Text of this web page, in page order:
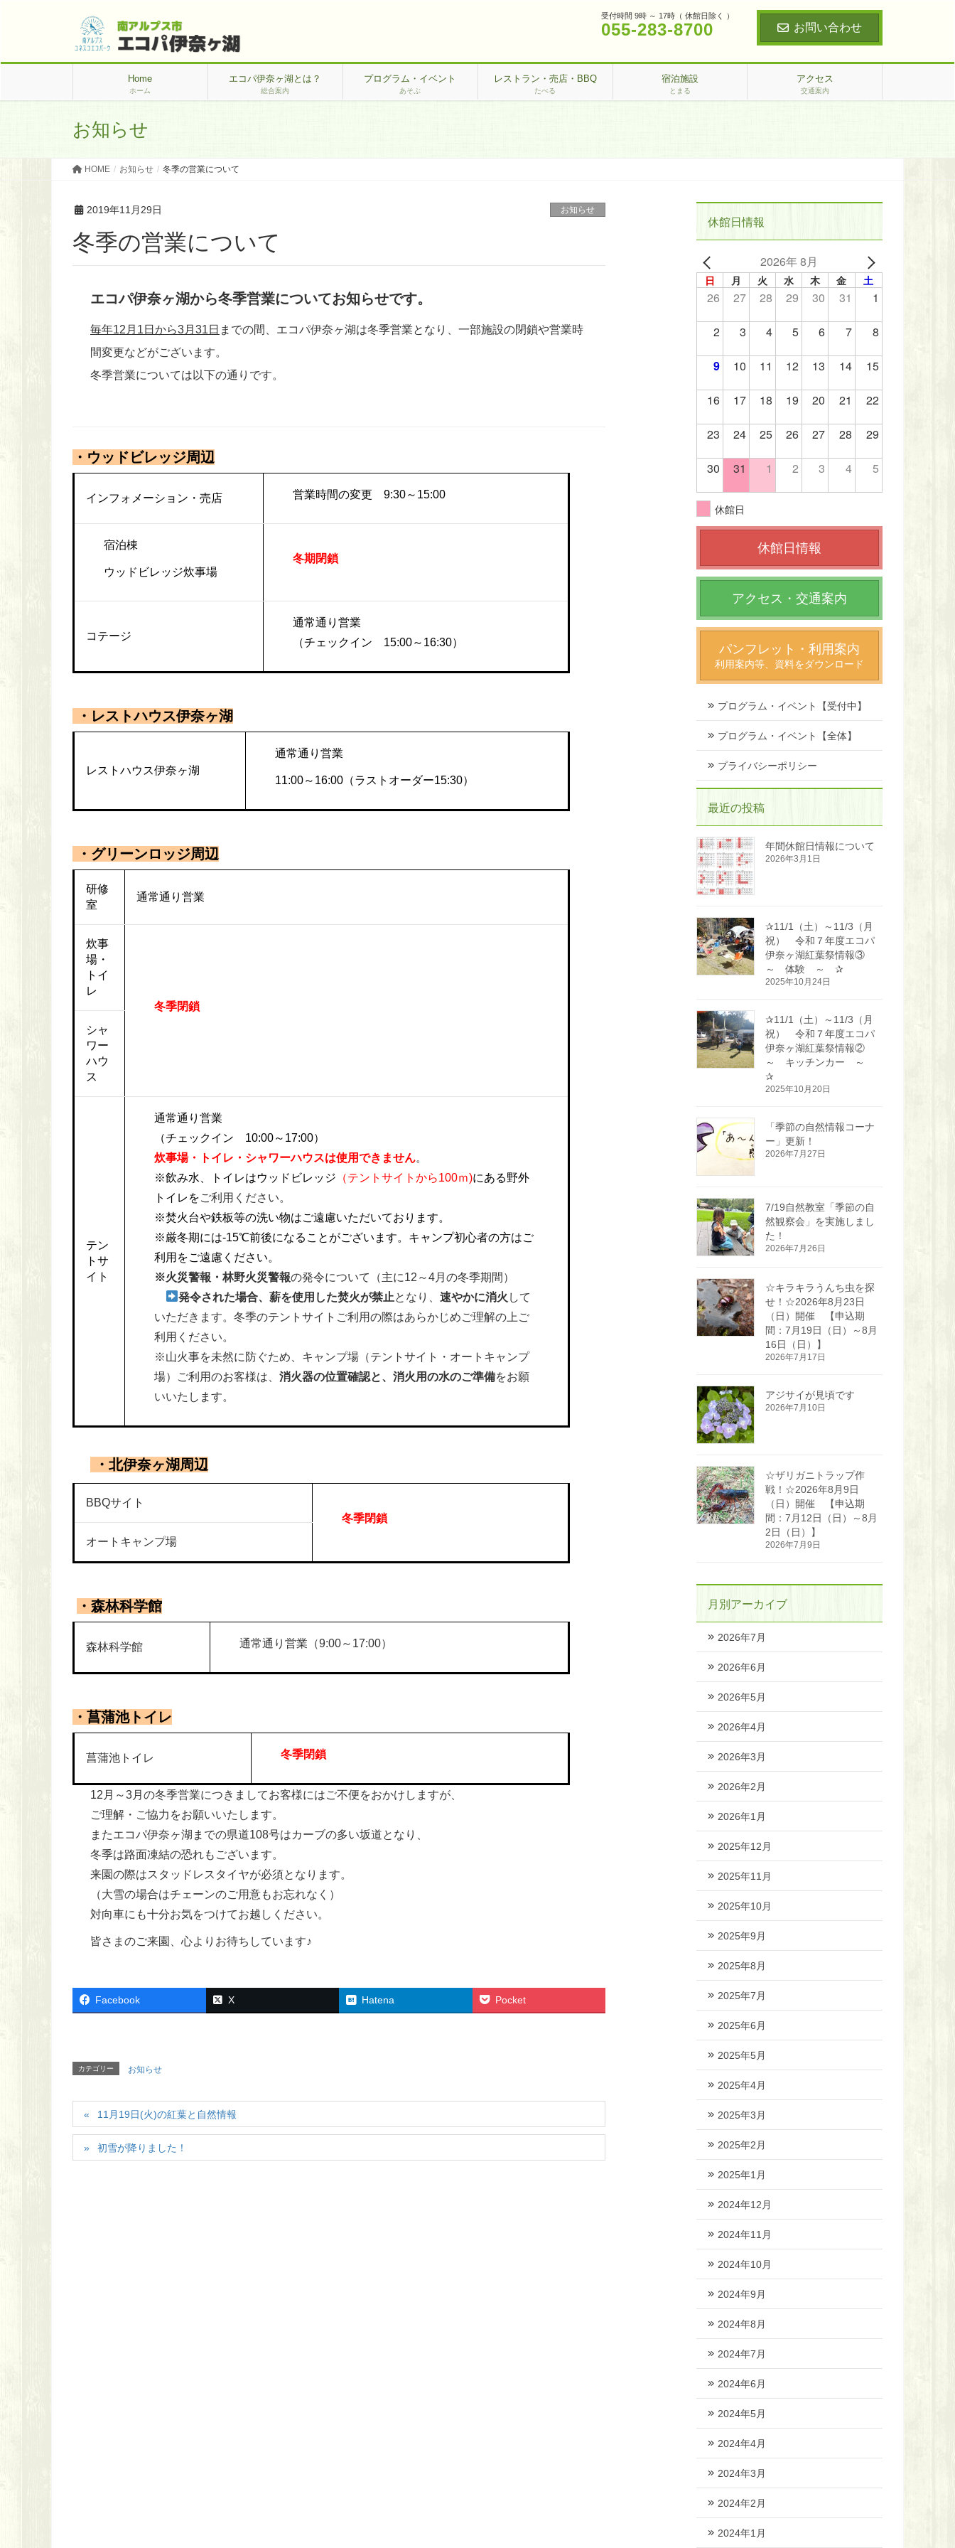
受付時間 9時 ～ 17時（ 休館日除く ）
055‐283‐8700 お問い合わせ
Home
ホーム
エコパ伊奈ヶ湖とは？
総合案内
プログラム・イベント
あそぶ
レストラン・売店・BBQ
たべる
宿泊施設
とまる
アクセス
交通案内
お知らせ
HOME お知らせ 冬季の営業について
2019年11月29日 お知らせ
冬季の営業について
エコパ伊奈ヶ湖から冬季営業についてお知らせです。
毎年12月1日から3月31日 までの間、エコパ伊奈ヶ湖は冬季営業となり、一部施設の閉鎖や営業時
間変更などがございます。
冬季営業については以下の通りです。
・ウッドビレッジ周辺
インフォメーション・売店 営業時間の変更 9:30～15:00
宿泊棟
ウッドビレッジ炊事場
冬期閉鎖
コテージ
通常通り営業
（チェックイン 15:00～16:30）
・レストハウス伊奈ヶ湖
レストハウス伊奈ヶ湖
通常通り営業
11:00～16:00（ラストオーダー15:30）
・グリーンロッジ周辺
研修
室
通常通り営業
炊事
場・
トイ
レ
冬季閉鎖
シャ
ワー
ハウ
ス
テン
トサ
イト
通常通り営業
（チェックイン 10:00～17:00）
炊事場・トイレ・シャワーハウスは使用できません。
※飲み水、トイレはウッドビレッジ （テントサイトから100ｍ)にある野外
トイレをご利用ください。
※焚火台や鉄板等の洗い物はご遠慮いただいております。
※厳冬期には-15℃前後になることがございます。キャンプ初心者の方はご
利用をご遠慮ください。
※火災警報・林野火災警報の発令について（主に12～4月の冬季期間）
発令された場合、薪を使用した焚火が禁止となり、速やかに消火 して
いただき ます。冬季のテントサイトご利用の際はあらかじめご理解の上ご
利用ください。
※山火事を未然に防ぐため、キャンプ場（テントサイト・オートキャンプ
場）ご利用のお客様は、 消火器の位置確認と、消火用の水のご準備をお願
いいたします。
・北伊奈ヶ湖周辺
BBQサイト
冬季閉鎖
オートキャンプ場
・森林科学館
森林科学館 通常通り営業（9:00～17:00）
・菖蒲池トイレ
菖蒲池トイレ 冬季閉鎖
12月～3月の冬季営業につきましてお客様にはご不便をおかけしますが、
ご理解・ご協力をお願いいたします。
またエコパ伊奈ヶ湖までの県道108号はカーブの多い坂道となり、
冬季は路面凍結の恐れもございます。
来園の際はスタッドレスタイヤが必須となります。
（大雪の場合はチェーンのご用意もお忘れなく）
対向車にも十分お気をつけてお越しください。
皆さまのご来園、心よりお待ちしています♪
Facebook X Hatena Pocket
カテゴリー お知らせ
11月19日(火)の紅葉と自然情報
初雪が降りました！
休館日情報
2026年 8月
日 月 火 水 木 金 土
26 27 28 29 30 31 1
2 3 4 5 6 7 8
9 10 11 12 13 14 15
16 17 18 19 20 21 22
23 24 25 26 27 28 29
30 31 1 2 3 4 5
休館日
休館日情報
アクセス・交通案内
パンフレット・利用案内
利用案内等、資料をダウンロード
プログラム・イベント【受付中】
プログラム・イベント【全体】
プライバシーポリシー
最近の投稿
年間休館日情報について
2026年3月1日
✰11/1（土）～11/3（月
祝） 令和７年度エコパ
伊奈ヶ湖紅葉祭情報③
～ 体験 ～ ✰
2025年10月24日
✰11/1（土）～11/3（月
祝） 令和７年度エコパ
伊奈ヶ湖紅葉祭情報②
～ キッチンカー ～
✰
2025年10月20日
「季節の自然情報コーナ
ー」更新！
2026年7月27日
7/19自然教室「季節の自
然観察会」を実施しまし
た！
2026年7月26日
☆キラキラうんち虫を探
せ！☆2026年8月23日
（日）開催 【申込期
間：7月19日（日）～8月
16日（日）】
2026年7月17日
アジサイが見頃です
2026年7月10日
☆ザリガニトラップ作
戦！☆2026年8月9日
（日）開催 【申込期
間：7月12日（日）～8月
2日（日）】
2026年7月9日
月別アーカイブ
2026年7月
2026年6月
2026年5月
2026年4月
2026年3月
2026年2月
2026年1月
2025年12月
2025年11月
2025年10月
2025年9月
2025年8月
2025年7月
2025年6月
2025年5月
2025年4月
2025年3月
2025年2月
2025年1月
2024年12月
2024年11月
2024年10月
2024年9月
2024年8月
2024年7月
2024年6月
2024年5月
2024年4月
2024年3月
2024年2月
2024年1月